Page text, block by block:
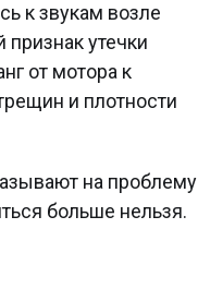
к звукам возле
утечки
от мотора к
и плотности
на проблему
больше нельзя.